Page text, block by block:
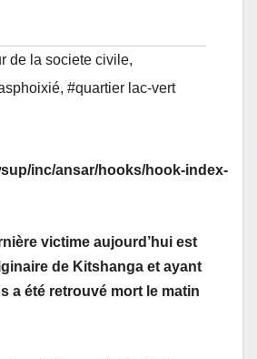
de la societe civile,
, #quartier lac-vert
inc/ansar/hooks/hook-index-
victime aujourd’hui est
de Kitshanga et ayant
a été retrouvé mort le matin